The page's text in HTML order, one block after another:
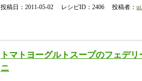
投稿日：2011-05-02 レシピID：2406 投稿者：
トマトヨーグルトスープのフェデリ
ニ